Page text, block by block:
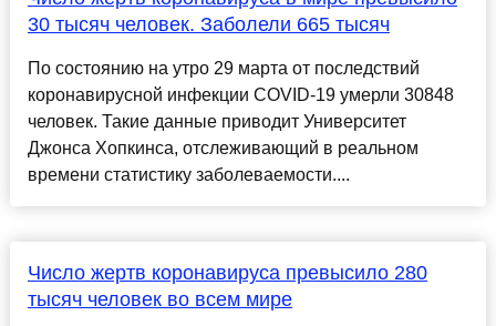
30 тысяч человек. Заболели 665 тысяч
По состоянию на утро 29 марта от последствий
коронавирусной инфекции COVID-19 умерли 30848
человек. Такие данные приводит Университет
Джонса Хопкинса, отслеживающий в реальном
времени статистику заболеваемости....
Число жертв коронавируса превысило 280
тысяч человек во всем мире